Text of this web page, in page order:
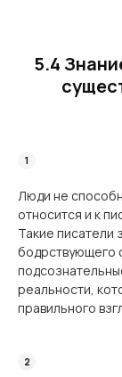
5.4
Люди не
относится и к
Такие писатели
бодрству­ющего
реальности,
правильного